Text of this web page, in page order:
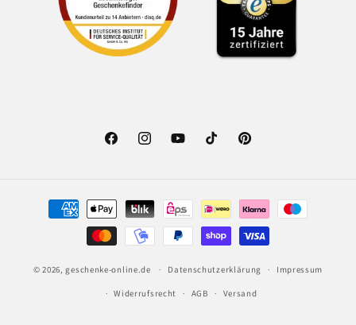
FacebookInstagramYouTubeTikTok Pinterest
Zahlungsmethoden
© 2026,geschenke-online.de Datenschutzerklärung Impressum
Widerrufsrecht AGB Versand